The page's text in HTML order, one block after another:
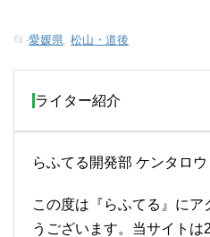
📂-愛媛県 松山・道後
ライター紹介
らふてる開発部 ケンタロウ
この度は『らふてる』にア
うございます。当サイト